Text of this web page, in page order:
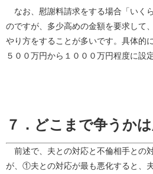
なお、慰謝料請求をする場合「いく
のですが、多少高めの金額を要求して
やり方をすることが多いです。具体的
５００万円から１０００万円程度に設
７．どこまで争うか
前述で、夫との対応と不倫相手との
が、①夫との対応が最も悪化すると、